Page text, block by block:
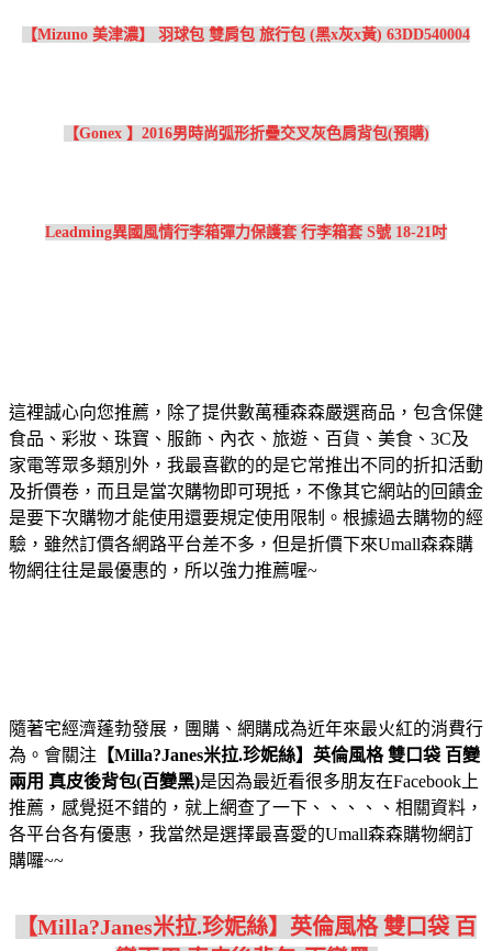
【Mizuno 美津濃】 羽球包 雙肩包 旅行包 (黑x灰x黃) 63DD540004
【Gonex 】2016男時尚弧形折疊交叉灰色肩背包(預購)
Leadming異國風情行李箱彈力保護套 行李箱套 S號 18-21吋
這裡誠心向您推薦，除了提供數萬種森森嚴選商品，包含保健
食品、彩妝、珠寶、服飾、內衣、旅遊、百貨、美食、3C及
家電等眾多類別外，我最喜歡的的是它常推出不同的折扣活動
及折價卷，而且是當次購物即可現抵，不像其它網站的回饋金
是要下次購物才能使用還要規定使用限制。根據過去購物的經
驗，雖然訂價各網路平台差不多，但是折價下來Umall森森購
物網往往是最優惠的，所以強力推薦喔~
隨著宅經濟蓬勃發展，團購、網購成為近年來最火紅的消費行
為。會關注 【Milla?Janes米拉.珍妮絲】英倫風格 雙口袋 百變
兩用 真皮後背包(百變黑)是因為最近看很多朋友在Facebook上
推薦，感覺挺不錯的，就上網查了一下、、、、、相關資料，
各平台各有優惠，我當然是選擇最喜愛的Umall森森購物網訂
購囉~~
【Milla?Janes米拉.珍妮絲】英倫風格 雙口袋 百